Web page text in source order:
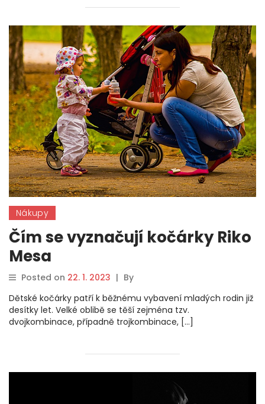
Nákupy
Čím se vyznačují kočárky Riko
Mesa
Posted on 22. 1. 2023 | By
Dětské kočárky patří k běžnému vybavení mladých rodin již
desítky let. Velké oblibě se těší zejména tzv.
dvojkombinace, případně trojkombinace, […]